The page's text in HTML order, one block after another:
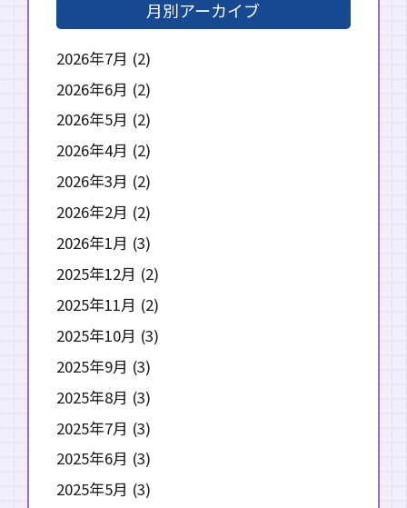
月別アーカイブ
2026年7月 (2)
2026年6月 (2)
2026年5月 (2)
2026年4月 (2)
2026年3月 (2)
2026年2月 (2)
2026年1月 (3)
2025年12月 (2)
2025年11月 (2)
2025年10月 (3)
2025年9月 (3)
2025年8月 (3)
2025年7月 (3)
2025年6月 (3)
2025年5月 (3)